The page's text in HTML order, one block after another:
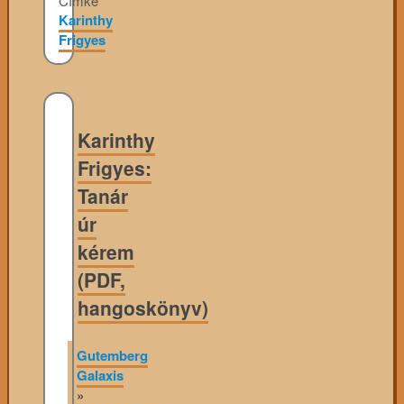
Karinthy
Frigyes
Karinthy
Frigyes:
Tanár
úr
kérem
(PDF,
hangoskönyv)
Gutemberg
Galaxis
»